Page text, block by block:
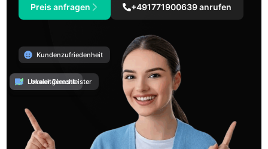
Preis anfragen +491771900639 anrufen
Kundenzufriedenheit
Umweltgerecht
Lokaler Dienstleister